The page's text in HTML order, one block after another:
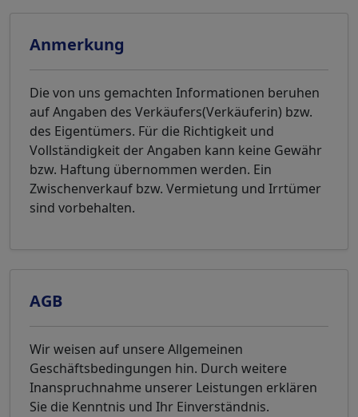
Anmerkung
Die von uns gemachten Informationen beruhen
auf Angaben des Verkäufers(Verkäuferin) bzw.
des Eigentümers. Für die Richtigkeit und
Vollständigkeit der Angaben kann keine Gewähr
bzw. Haftung übernommen werden. Ein
Zwischenverkauf bzw. Vermietung und Irrtümer
sind vorbehalten.
AGB
Wir weisen auf unsere Allgemeinen
Geschäftsbedingungen hin. Durch weitere
Inanspruchnahme unserer Leistungen erklären
Sie die Kenntnis und Ihr Einverständnis.